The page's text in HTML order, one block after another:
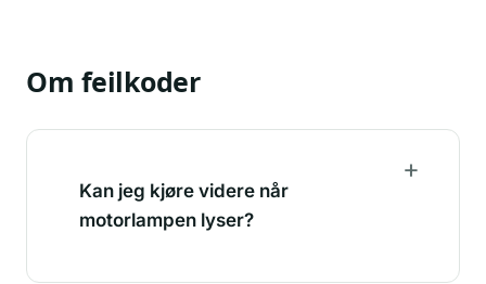
Om feilkoder
Kan jeg kjøre videre når
motorlampen lyser?